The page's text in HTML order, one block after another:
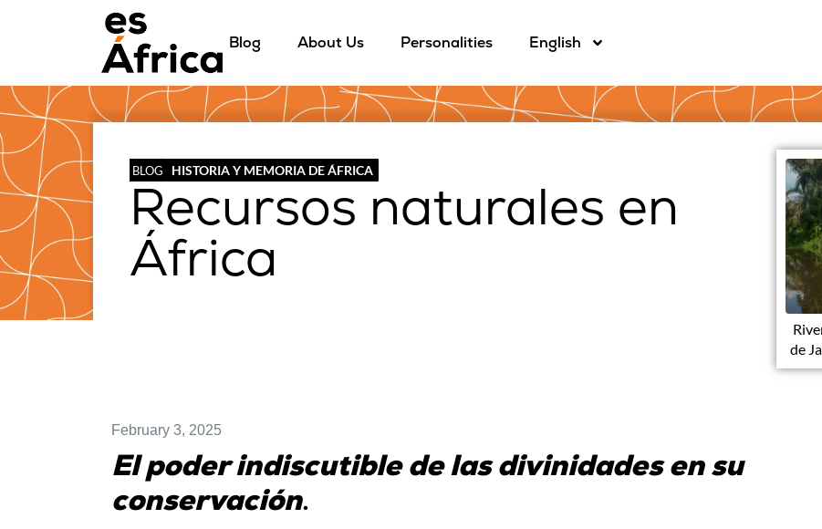
Blog About Us Personalities English
BLOG HISTORIA Y MEMORIA DE ÁFRICA
Recursos naturales en
África
de
February 3, 2025
El poder indiscutible de las divinidades en su
conservación.